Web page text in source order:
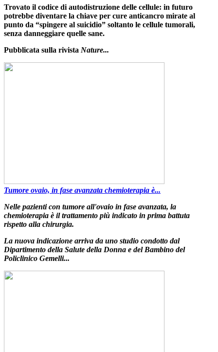
Trovato il codice di autodistruzione delle cellule: in futuro
potrebbe diventare la chiave per cure anticancro mirate al
punto da “spingere al suicidio” soltanto le cellule tumorali,
senza danneggiare quelle sane.
Pubblicata sulla rivista Nature...
Tumore ovaio, in fase avanzata chemioterapia è...
Nelle pazienti con tumore all'ovaio in fase avanzata, la
chemioterapia è il trattamento più indicato in prima battuta
rispetto alla chirurgia.
La nuova indicazione arriva da uno studio condotto dal
Dipartimento della Salute della Donna e del Bambino del
Policlinico Gemelli...